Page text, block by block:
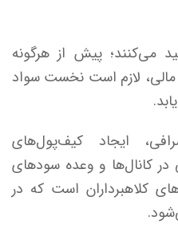
می‌کنند؛ پیش از هرگونه
مالی، لازم است نخست سواد
ایجاد کیف‌پول‌های
کانال‌ها و وعده سودهای
کلاهبرداران است که در